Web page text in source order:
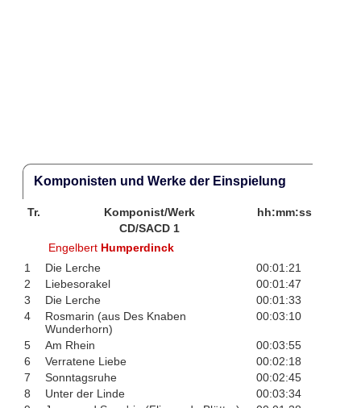
Komponisten und Werke der Einspielung
Tr. Komponist/Werk
hh:mm:ss
CD/SACD 1
Engelbert Humperdinck
1
Die Lerche
00:01:21
2
Liebesorakel
00:01:47
3
Die Lerche
00:01:33
4
Rosmarin (aus Des Knaben
Wunderhorn)
00:03:10
5 Am Rhein
00:03:55
6
Verratene Liebe
00:02:18
7
Sonntagsruhe
00:02:45
8
Unter der Linde
00:03:34